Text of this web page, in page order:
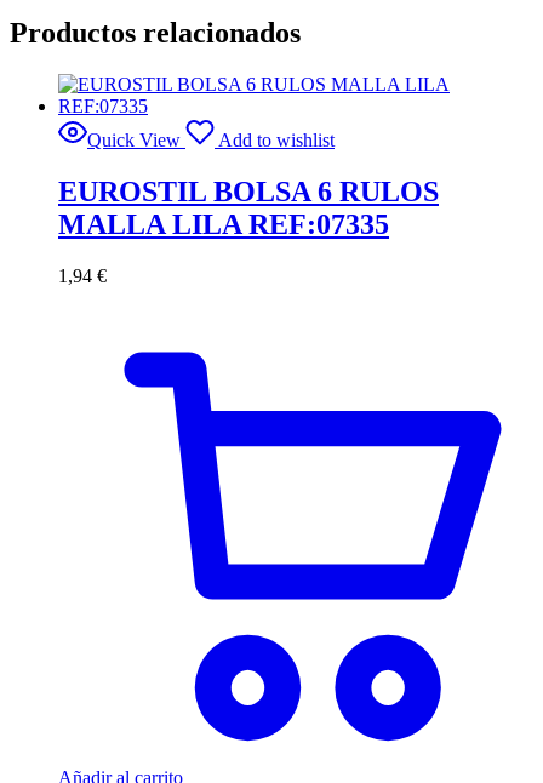
Productos relacionados
Quick View Add to wishlist
EUROSTIL BOLSA 6 RULOS
MALLA LILA REF:07335
1,94 €
Añadir al carrito